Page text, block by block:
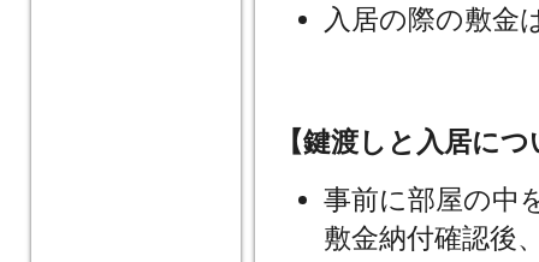
入居の際の敷金
【鍵渡しと入居に
事前に部屋の中
敷金納付確認後